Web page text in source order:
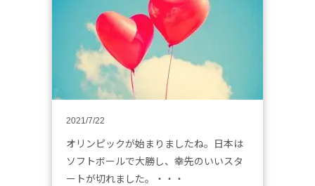
2021/7/22
オリンピックが始まりましたね。日本は
ソフトボールで大勝し、幸先のいいスタ
ートが切れました。・・・